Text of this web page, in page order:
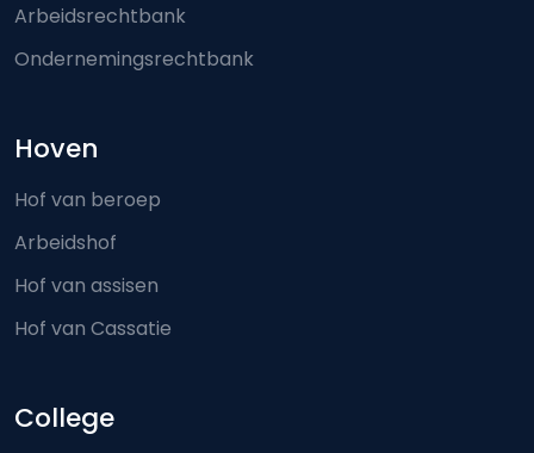
Arbeidsrechtbank
Ondernemingsrechtbank
Hoven
Hof van beroep
Arbeidshof
Hof van assisen
Hof van Cassatie
College